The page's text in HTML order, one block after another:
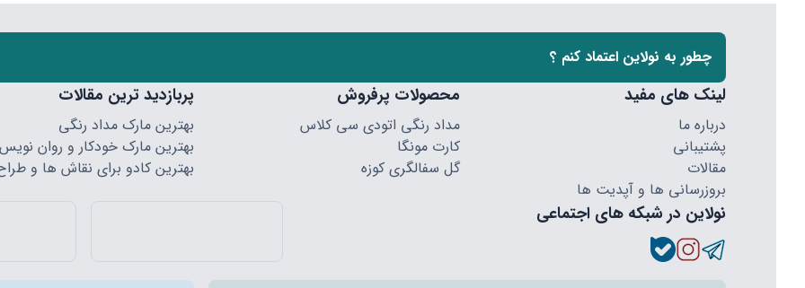
چطور به نولاین اعتماد کنم ؟
لینک های مفید
درباره ما
پشتیبانی
مقالات
بروزرسانی ها و آپدیت ها
محصولات پرفروش
مداد رنگی اتودی سی کلاس
کارت مونگا
گل سفالگری کوزه
پربازدید ترین مقالات
بهترین مارک مداد رنگی
بهترین مارک خودکار و روان نویس
بهترین کادو برای نقاش ها و
نولاین در شبکه های اجتماعی